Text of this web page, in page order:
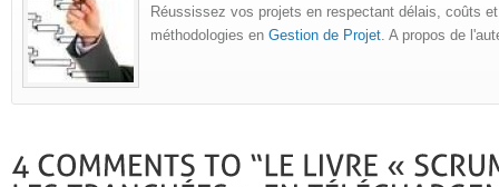
Réussissez vos projets en respectant délais, coûts
méthodologies en Gestion de Projet. A propos de